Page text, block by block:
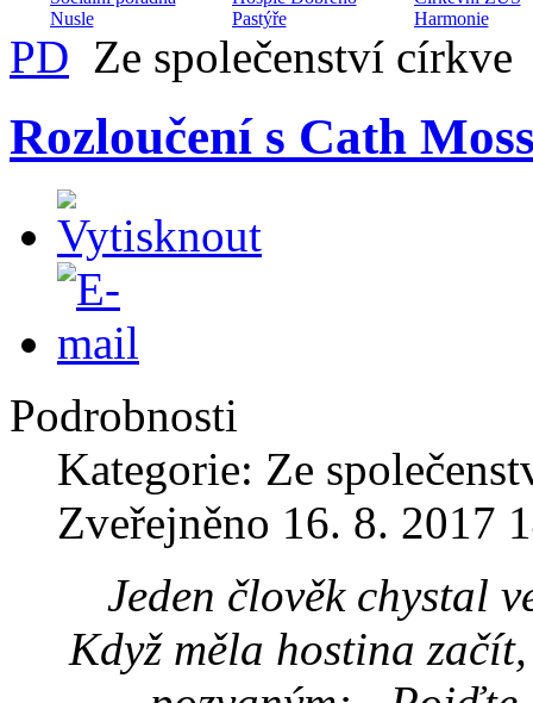
Nusle
Pastýře
Harmonie
Domov na půl cesty
Maják
Archa ZŠ a
Projekt péče o
manželské páry
PD Ze společenství církve
Rozloučení s Cath
Podrobnosti
Kategorie: Ze
Zveřejněno 16. 8. 2017
Jeden člověk chystal
Když měla hostina